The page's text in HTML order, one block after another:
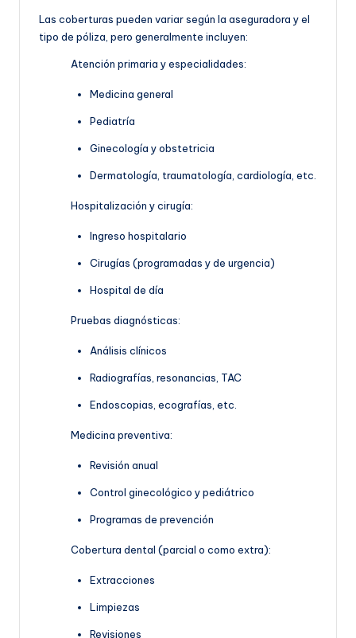
Las coberturas pueden variar según la aseguradora y el
tipo de póliza, pero generalmente incluyen:
Atención primaria y especialidades:
Medicina general
Pediatría
Ginecología y obstetricia
Dermatología, traumatología, cardiología, etc.
Hospitalización y cirugía:
Ingreso hospitalario
Cirugías (programadas y de urgencia)
Hospital de día
Pruebas diagnósticas:
Análisis clínicos
Radiografías, resonancias, TAC
Endoscopias, ecografías, etc.
Medicina preventiva:
Revisión anual
Control ginecológico y pediátrico
Programas de prevención
Cobertura dental (parcial o como extra):
Extracciones
Limpiezas
Revisiones